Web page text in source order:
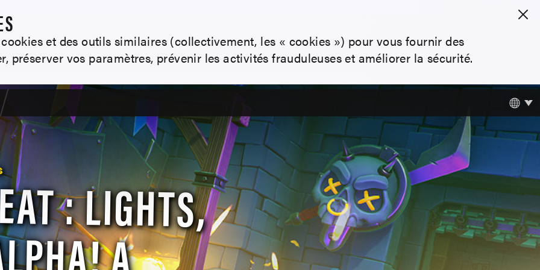
et des outils similaires (collectivement, les « cookies ») pour vous fournir des
préserver vos paramètres, prévenir les activités frauduleuses et améliorer la sécurité.
: LIGHTS,
ALPHA! A